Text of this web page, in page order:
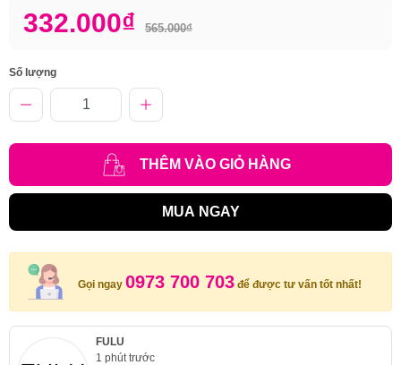
332.000₫ 565.000₫
Số lượng
THÊM VÀO GIỎ HÀNG
MUA NGAY
Gọi ngay 0973 700 703 để được tư vấn tốt nhất!
FULU
1 phút trước